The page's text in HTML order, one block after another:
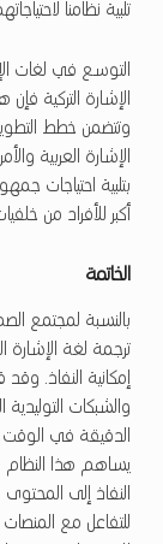
تلبية نظامنا
التوسع في لغات
الإشارة التركية
وتتضمن خطط
الإشارة العربية
بتلبية احتياجات
أكبر للأفراد من
الخاتمة
بالنسبة لمجتمع
ترجمة لغة الإشارة
يساهم هذا النظام
النفاذ إلى